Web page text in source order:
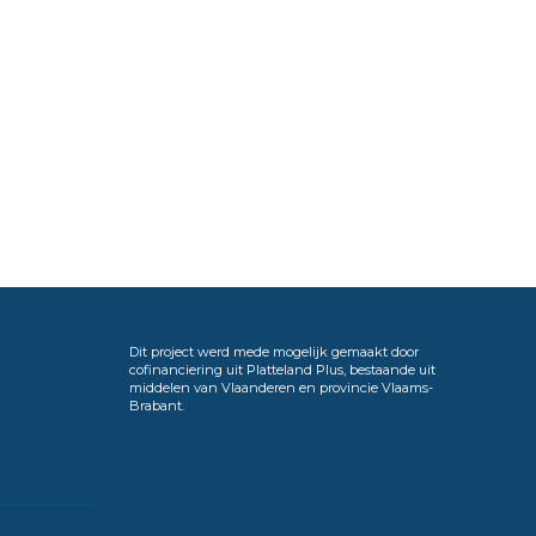
Dit project werd mede mogelijk gemaakt door
cofinanciering uit Platteland Plus, bestaande uit
middelen van Vlaanderen en provincie Vlaams-
Brabant.